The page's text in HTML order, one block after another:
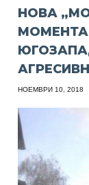
НОВА
НОЕМВРИ 10, 2018